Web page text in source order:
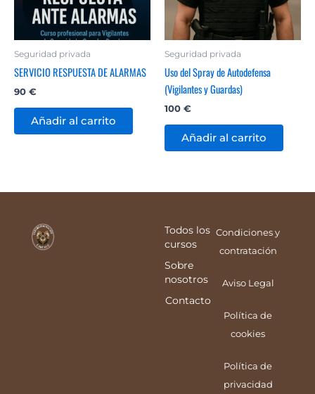
Seguridad privada
SERVICIO RESPUESTA DE ALARMAS
90 €
Añadir al carrito
Seguridad privada
Uso del Spray de Autodefensa
(Vigilantes y Guardas)
100 €
Añadir al carrito
Todos los
cursos
Sobre
nosotros
Contacto
Condiciones y
contratación
Aviso Legal
Política de
cookies
Política de
privacidad